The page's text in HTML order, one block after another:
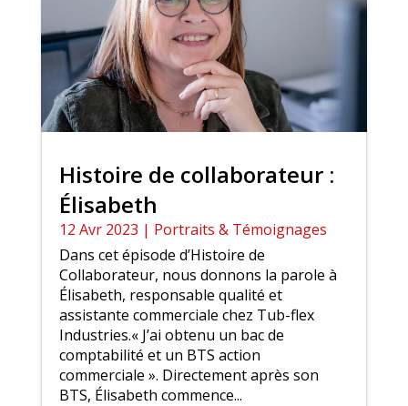
Histoire de collaborateur :
Élisabeth
12 Avr 2023 | Portraits & Témoignages
Dans cet épisode d’Histoire de
Collaborateur, nous donnons la parole à
Élisabeth, responsable qualité et
assistante commerciale chez Tub-flex
Industries.« J’ai obtenu un bac de
comptabilité et un BTS action
commerciale ». Directement après son
BTS, Élisabeth commence...